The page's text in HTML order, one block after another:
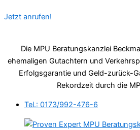
Jetzt anrufen!
Die MPU Beratungskanzlei
ehemaligen Gutachtern und
Erfolgsgarantie und Geld-zurück-
Rekordzeit durch die
Tel.: 0173/992-476-6